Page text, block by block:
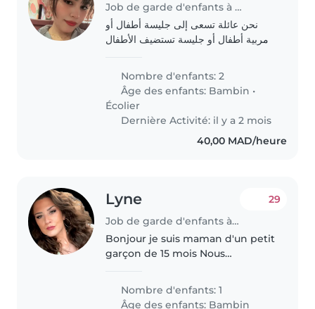
Job de garde d'enfants à Agadir
نحن عائلة تسعى إلى جليسة أطفال أو
مربية أطفال أو جليسة تستضيف الأطفال
طفل في سن الروضة وطفل في سن
المدرسة الابتدائية. الأطفال ذكيون،
Nombre d'enfants: 2
Âge des enfants: Bambin •
Écolier
Dernière Activité: il y a 2 mois
40,00 MAD/heure
Lyne
Job de garde d'enfants à Marrakech
29
Bonjour je suis maman d'un petit
garçon de 15 mois Nous
nous avons 2 chiens et 1 chat J'ai
besoin d'une personne quivex
Nombre d'enfants: 1
Âge des enfants: Bambin